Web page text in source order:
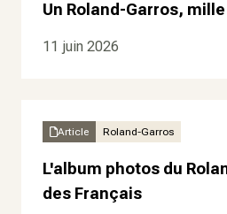
Un Roland-Garros,
11 juin 2026
Article Roland-Garros
L'album photos du
des Français